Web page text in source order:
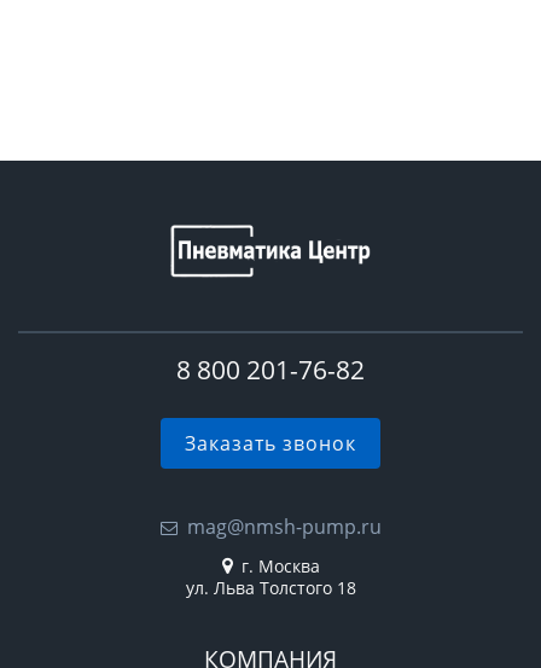
8 800 201-76-82
Заказать звонок
mag@nmsh-pump.ru
г. Москва
ул. Льва Толстого 18
КОМПАНИЯ